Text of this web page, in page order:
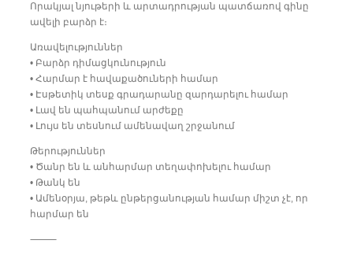
Որակյալ նյութերի և արտադրության պատճառով գինը
ավելի բարձր է։
Առավելություններ
• Բարձր դիմացկունություն
• Հարմար է հավաքածուների համար
• Էսթետիկ տեսք գրադարանը զարդարելու համար
• Լավ են պահպանում արժեքը
• Լույս են տեսնում ամենավաղ շրջանում
Թերություններ
• Ծանր են և անհարմար տեղափոխելու համար
• Թանկ են
• Ամենօրյա, թեթև ընթերցանության համար միշտ չէ, որ
հարմար են
⸻